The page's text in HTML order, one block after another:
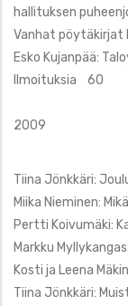
hallituksen
Vanhat
Esko Kujanpää:
Ilmoituksia 60
2009
Tiina Jönkkäri:
Miika Nieminen:
Pertti Koivumäki:
Markku
Kosti ja Leena
Tiina Jönkkäri: